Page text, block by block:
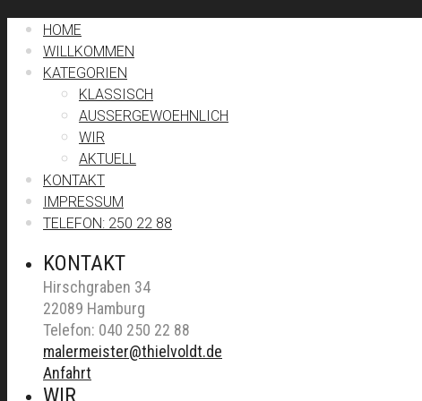
HOME
WILLKOMMEN
KATEGORIEN
KLASSISCH
AUSSERGEWOEHNLICH
WIR
AKTUELL
KONTAKT
IMPRESSUM
TELEFON: 250 22 88
KONTAKT
Hirschgraben 34
22089 Hamburg
Telefon: 040 250 22 88
malermeister@thielvoldt.de
Anfahrt
WIR